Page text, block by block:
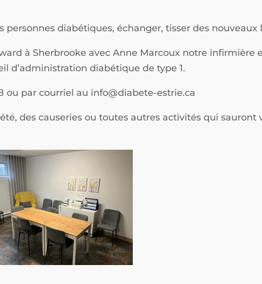
personnes diabétiques, échanger, tisser des nouveaux
à Sherbrooke avec Anne Marcoux notre
d’administration diabétique de type 1.
ou par courriel au info@diabete-estrie.ca
des causeries ou toutes autres activités qui sauront